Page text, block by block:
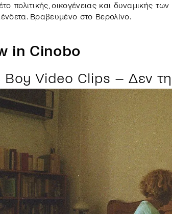
πολιτικής, οικογένειας και δυναμικής
Βραβευμένο στο Βερολίνο.
in Cinobo
Boy Video Clips – Δεν τη